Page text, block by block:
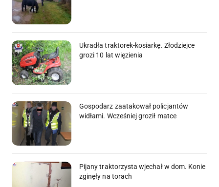
Ukradła traktorek-kosiarkę. Złodziejce
grozi 10 lat więzienia
Gospodarz zaatakował policjantów
widłami. Wcześniej groził matce
Pijany traktorzysta wjechał w dom. Konie
zginęły na torach